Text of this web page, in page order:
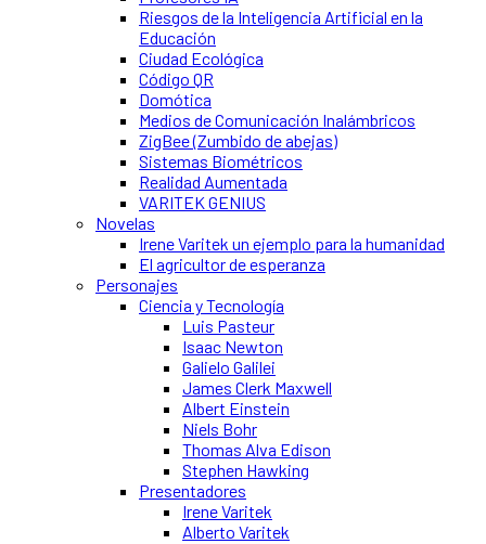
Riesgos de la Inteligencia Artificial en la
Educación
Ciudad Ecológica
Código QR
Domótica
Medios de Comunicación Inalámbricos
ZigBee (Zumbido de abejas)
Sistemas Biométricos
Realidad Aumentada
VARITEK GENIUS
Novelas
Irene Varitek un ejemplo para la humanidad
El agricultor de esperanza
Personajes
Ciencia y Tecnología
Luis Pasteur
Isaac Newton
Galielo Galilei
James Clerk Maxwell
Albert Einstein
Niels Bohr
Thomas Alva Edison
Stephen Hawking
Presentadores
Irene Varitek
Alberto Varitek